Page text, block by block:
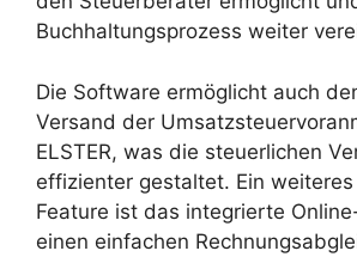
Buchhaltungsprozess weiter
Die Software ermöglicht auch
Versand der
ELSTER, was die steuerlichen
effizienter gestaltet. Ein
Feature ist das integrierte
einen einfachen